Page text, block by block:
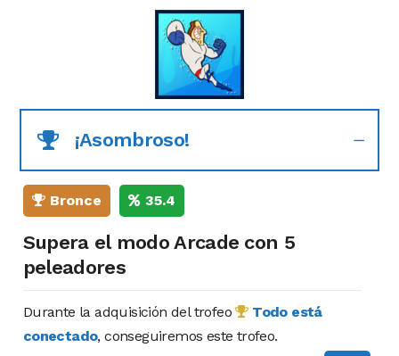
¡Asombroso!
Bronce 35.4
Supera el modo Arcade con 5
peleadores
Durante la adquisición del trofeo
Todo está
conectado, conseguiremos este trofeo.